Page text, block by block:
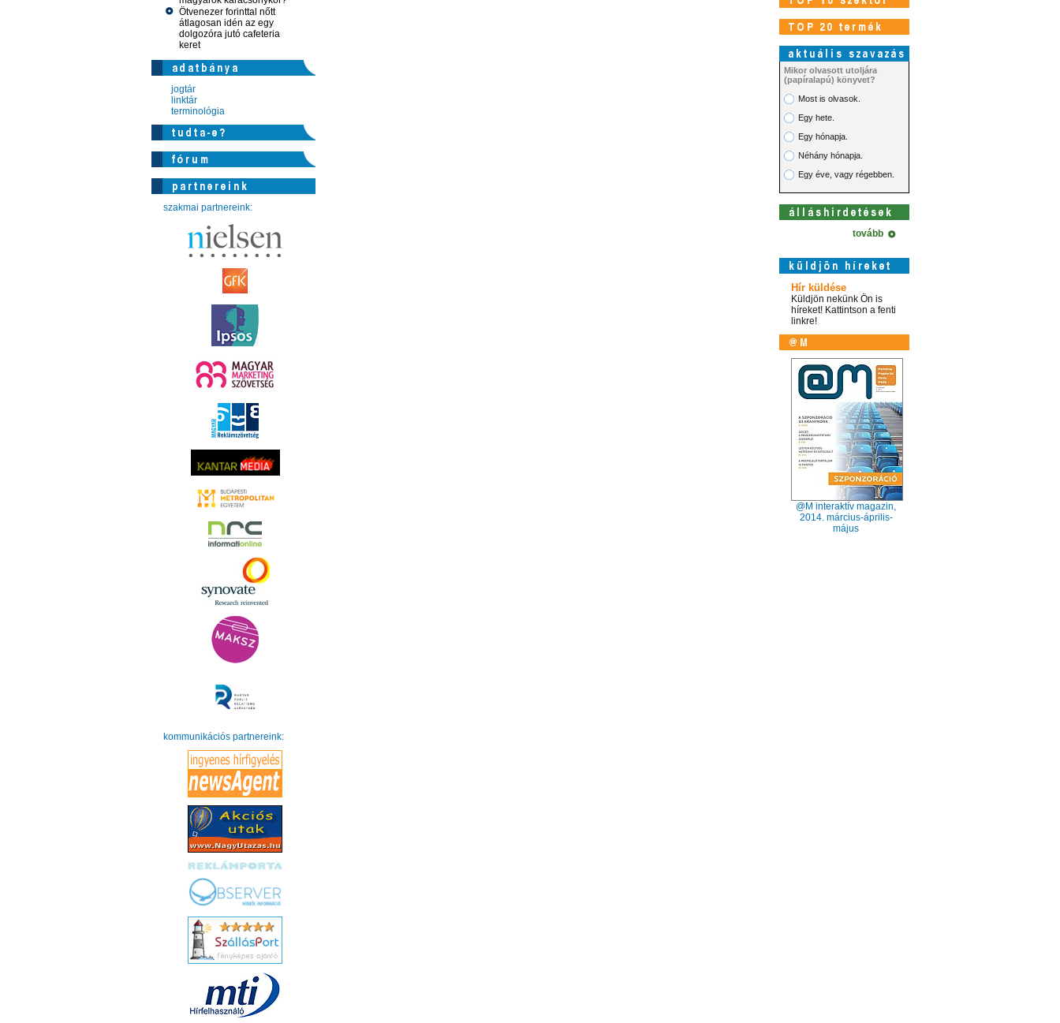
Ötvenezer forinttal nőtt
átlagosan idén az egy
dolgozóra jutó cafeteria
keret
jogtár
linktár
terminológia
szakmai partnereink:
kommunikációs partnereink:
Mikor olvasott utoljára
(papíralapú) könyvet?
Most is olvasok.
Egy hete.
Egy hónapja.
Néhány hónapja.
Egy éve, vagy régebben.
tovább
Hír küldése
Küldjön nekünk Ön is
híreket! Kattintson a fenti
linkre!
@M interaktív magazin,
2014. március-április-
május